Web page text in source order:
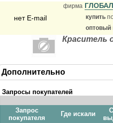
нет E-mail
фирма
купить
оптовый
Краситель
Дополнительно
Запросы покупателей
Запрос
покупателя
Где искали